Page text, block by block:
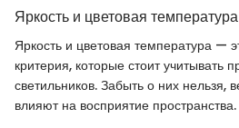
Яркость и цветовая температура
Яркость и цветовая температура —
критерия, которые стоит учитывать
светильников. Забыть о них нельзя,
влияют на восприятие пространства.